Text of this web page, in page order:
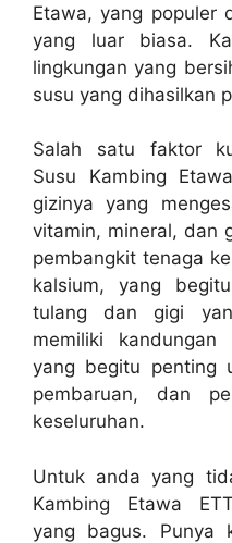
Etawa, yang populer
yang luar biasa.
lingkungan yang
susu yang dihasilkan
Salah satu faktor
Susu Kambing
gizinya yang
vitamin, mineral, dan
pembangkit tenaga
kalsium, yang
tulang dan gigi
memiliki
yang begitu penting
pembaruan, dan
keseluruhan.
Untuk anda yang
Kambing Etawa
yang bagus. Punya